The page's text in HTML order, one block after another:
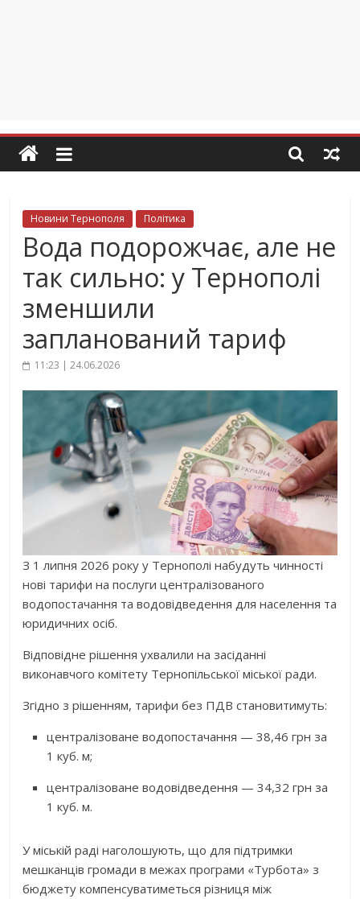
Новини Тернополя Політика
Вода подорожчає, але не
так сильно: у Тернополі
зменшили
запланований тариф
11:23 | 24.06.2026
З 1 липня 2026 року у Тернополі набудуть чинності
нові тарифи на послуги централізованого
водопостачання та водовідведення для населення та
юридичних осіб.
Відповідне рішення ухвалили на засіданні
виконавчого комітету Тернопільської міської ради.
Згідно з рішенням, тарифи без ПДВ становитимуть:
централізоване водопостачання — 38,46 грн за
1 куб. м;
централізоване водовідведення — 34,32 грн за
1 куб. м.
У міській раді наголошують, що для підтримки
мешканців громади в межах програми «Турбота» з
бюджету компенсуватиметься різниця між